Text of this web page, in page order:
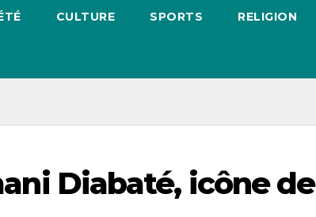
CULTURE SPORTS RELIGION
Diabaté, icône de